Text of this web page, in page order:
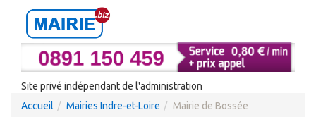
Site privé indépendant de l'administration
Accueil
Mairies Indre-et-Loire Mairie de Bossée